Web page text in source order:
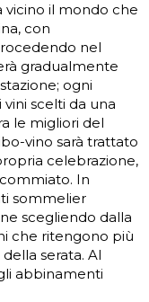
vicino il mondo che
con
nel
gradualmente
ogni
scelti da una
le migliori del
vino sarà trattato
celebrazione,
In
sommelier
scegliendo dalla
che ritengono più
serata. Al
abbinamenti